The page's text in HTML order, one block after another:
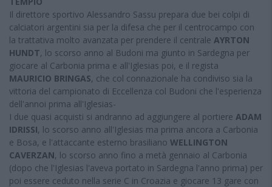
Il direttore sportivo Alessandro Sassu prepara due bei colpi di
calciatori argentini sia per la difesa che per il centrocampo con
la trattativa molto avanzata per prendere il centrale AYRTON
HUNDT, lo scorso anno al Budoni ma giunto in Sardegna per
giocare al Carbonia prima e all'Iglesias poi, e il regista
MAURICIO BRINGAS, che col connazionale ha condiviso sia la
vittoria del campionato di Eccellenza col Budoni che l'esperienza
dell'annoi prima all'Iglesias-
I due quasi acquisti si andranno ad aggiungere al portiere ADAM
IDRISSI, lo scorso anno all'Iglesias ma prima ancora a Carbonia
e Bosa, e l'attaccante esterno brasiliano WELLINGTON
CAVERZAN, lo scorso anno fino a metà gennaio al Carbonia
(dopo che l'Iglesias l'aveva portato in Sardegna l'anno prima) per
poi essere ceduto nella serie C in Croazia e giocare 13 gare con